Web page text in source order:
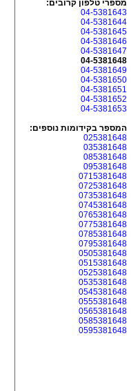
מספרי טלפון קרובים:
04-5381643
04-5381644
04-5381645
04-5381646
04-5381647
04-5381648
04-5381649
04-5381650
04-5381651
04-5381652
04-5381653
המספר בקידומות נוספים:
025381648
035381648
085381648
095381648
0715381648
0725381648
0735381648
0745381648
0765381648
0775381648
0785381648
0795381648
0505381648
0515381648
0525381648
0535381648
0545381648
0555381648
0565381648
0585381648
0595381648